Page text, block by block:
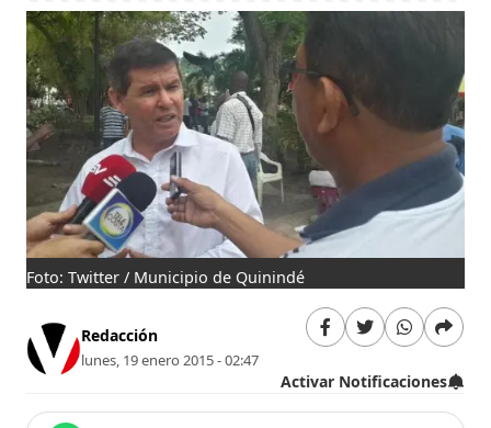
Foto: Twitter / Municipio de Quinindé
Redacción
lunes, 19 enero 2015 - 02:47
Activar Notificaciones